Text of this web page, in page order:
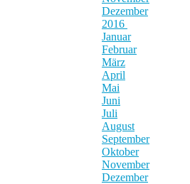
Dezember
2016
Januar
Februar
März
April
Mai
Juni
Juli
August
September
Oktober
November
Dezember